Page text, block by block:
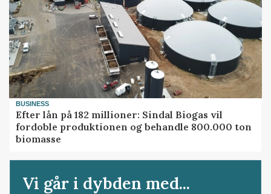
BUSINESS
Efter lån på 182 millioner: Sindal Biogas vil
fordoble produktionen og behandle 800.000 ton
biomasse
Vi går i dybden med...